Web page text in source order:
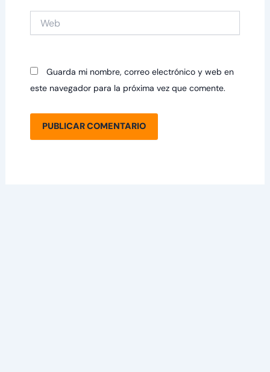
Guarda mi nombre, correo electrónico y web en
este navegador para la próxima vez que comente.